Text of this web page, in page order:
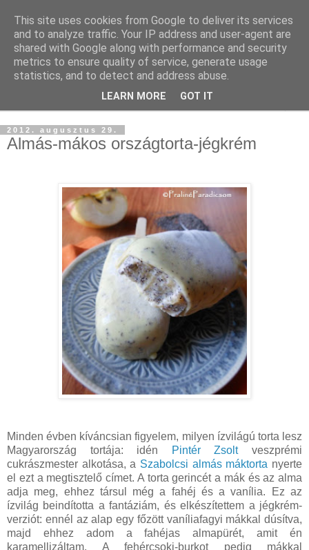
2012. augusztus 29.
Almás-mákos országtorta-jégkrém
Minden évben kíváncsian figyelem, milyen ízvilágú torta lesz
Magyarország tortája: idén
Pintér Zsoltveszprémi
cukrászmester alkotása, a Szabolcsi almás máktorta nyerte
el ezt a megtisztelő címet. A torta gerincét a mák és az alma
adja meg, ehhez társul még a fahéj és a vanília. Ez az
ízvilág beindította a fantáziám, és elkészítettem a jégkrém-
verziót: ennél az alap egy főzött vaníliafagyi mákkal dúsítva,
majd ehhez adom a fahéjas almapürét, amit én
karamellizáltam. A fehércsoki-burkot pedig mákkal
This site uses cookies from Google to deliver its services
and to analyze traffic. Your IP address and user-agent are
shared with Google along with performance and security
metrics to ensure quality of service, generate usage
statistics, and to detect and address abuse.
LEARN MORE GOT IT